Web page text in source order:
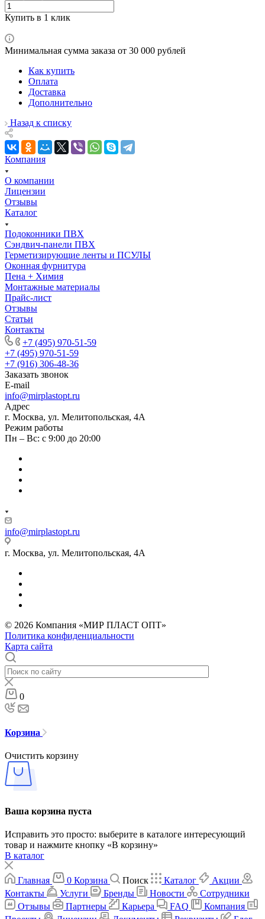
Купить в 1 клик
Минимальная сумма заказа от 30 000 рублей
Как купить
Оплата
Доставка
Дополнительно
Назад к списку
Компания
О компании
Лицензии
Отзывы
Каталог
Подоконники ПВХ
Сэндвич-панели ПВХ
Герметизирующие ленты и ПСУЛЫ
Оконная фурнитура
Пена + Химия
Монтажные материалы
Прайс-лист
Отзывы
Статьи
Контакты
+7 (495) 970-51-59
+7 (495) 970-51-59
+7 (916) 306-48-36
Заказать звонок
E-mail
info@mirplastopt.ru
Адрес
г. Москва, ул. Мелитопольская, 4А
Режим работы
Пн – Вс: с 9:00 до 20:00
info@mirplastopt.ru
г. Москва, ул. Мелитопольская, 4А
© 2026 Компания «МИР ПЛАСТ ОПТ»
Политика конфиденциальности
Карта сайта
0
Корзина
Очистить корзину
Ваша корзина пуста
Исправить это просто: выберите в каталоге интересующий
товар и нажмите кнопку «В корзину»
В каталог
Главная 0 Корзина Поиск Каталог
Акции
Контакты
Услуги Бренды Новости
Сотрудники
Отзывы
Партнеры Карьера FAQ
Компания